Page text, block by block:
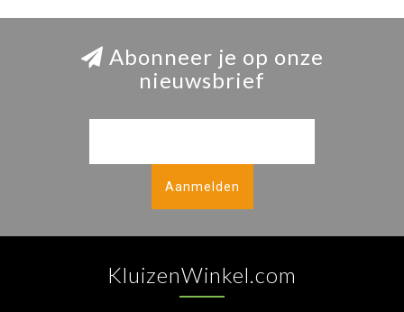
Abonneer je op onze
nieuwsbrief
Aanmelden
KluizenWinkel.com